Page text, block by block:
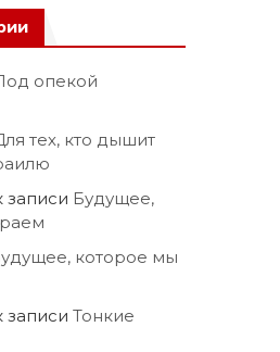
опекой
тех, кто дышит
записи Будущее,
которое мы
записи Тонкие